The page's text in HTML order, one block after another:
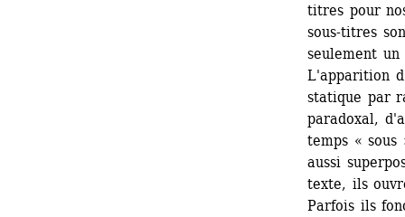
titres pour
sous-titres
seulement
L'apparition
statique par
paradoxal,
temps «
aussi
texte, ils
Parfois ils